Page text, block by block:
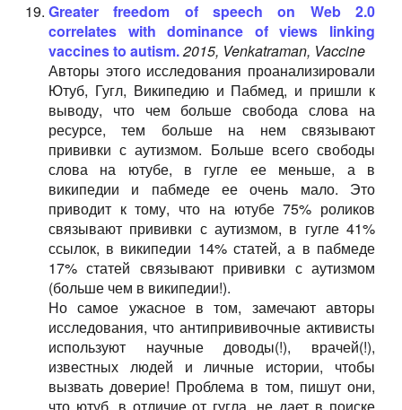
Greater freedom of speech on Web 2.0
correlates with dominance of views linking
vaccines to autism.2015, Venkatraman, Vaccine
Авторы этого исследования проанализировали
Ютуб, Гугл, Википедию и Пабмед, и пришли к
выводу, что чем больше свобода слова на
ресурсе, тем больше на нем связывают
прививки с аутизмом. Больше всего свободы
слова на ютубе, в гугле ее меньше, а в
википедии и пабмеде ее очень мало. Это
приводит к тому, что на ютубе 75% роликов
связывают прививки с аутизмом, в гугле 41%
ссылок, в википедии 14% статей, а в пабмеде
17% статей связывают прививки с аутизмом
(больше чем в википедии!).
Но самое ужасное в том, замечают авторы
исследования, что антипрививочные активисты
используют научные доводы(!), врачей(!),
известных людей и личные истории, чтобы
вызвать доверие! Проблема в том, пишут они,